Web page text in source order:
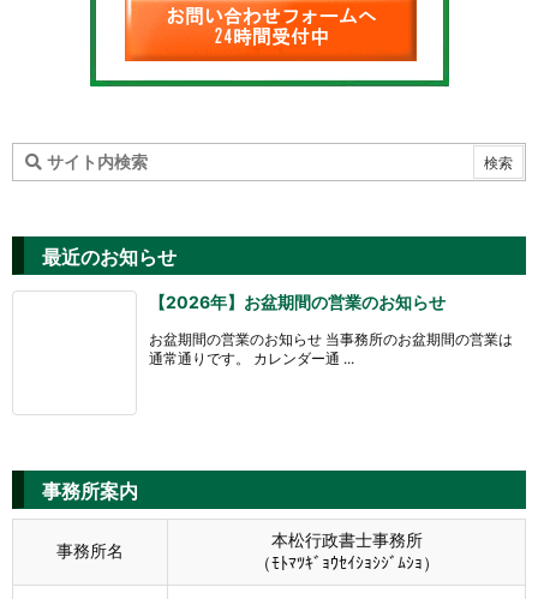
最近のお知らせ
【2026年】お盆期間の営業のお知らせ
お盆期間の営業のお知らせ 当事務所のお盆期間の営業は
通常通りです。 カレンダー通 ...
事務所案内
事務所名
本松行政書士事務所
（ﾓﾄﾏﾂｷﾞｮｳｾｲｼｮｼｼﾞﾑｼｮ）